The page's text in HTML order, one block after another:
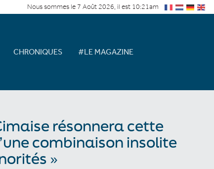
Nous sommes le 7 Août 2026, il est 10:21am
CHRONIQUES #LE MAGAZINE
résonnera cette
combinaison insolite
»